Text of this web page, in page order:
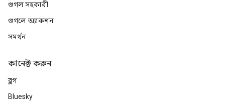
গুগল সহকারী
গুগলে অ্যাকশন
সমর্থন
কানেক্ট করুন
ব্লগ
Bluesky